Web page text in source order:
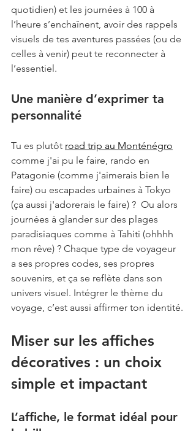
quotidien) et les journées à 100 à
l’heure s’enchaînent, avoir des rappels
visuels de tes aventures passées (ou de
celles à venir) peut te reconnecter à
l’essentiel.
Une manière d’exprimer ta
personnalité
Tu es plutôt road trip au Monténégro
comme j'ai pu le faire, rando en
Patagonie (comme j'aimerais bien le
faire) ou escapades urbaines à Tokyo
(ça aussi j'adorerais le faire) ?  Ou alors
journées à glander sur des plages
paradisiaques comme à Tahiti (ohhhh
mon rêve) ? Chaque type de voyageur
a ses propres codes, ses propres
souvenirs, et ça se reflète dans son
univers visuel. Intégrer le thème du
voyage, c’est aussi affirmer ton identité.
Miser sur les affiches
décoratives : un choix
simple et impactant
L’affiche, le format idéal pour